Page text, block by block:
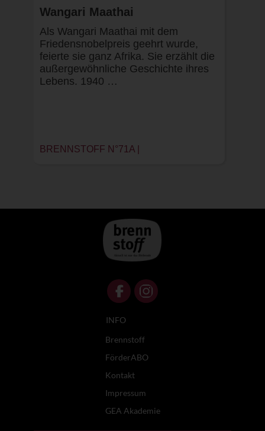
Wangari Maathai
Als Wangari Maathai mit dem
Friedensnobelpreis geehrt wurde,
feierte sie ganz Afrika. Sie erzählt die
außergewöhnliche Geschichte ihres
Lebens. 1940 …
BRENNSTOFF N°71A |
INFO
Brennstoff
FörderABO
Kontakt
Impressum
GEA Akademie